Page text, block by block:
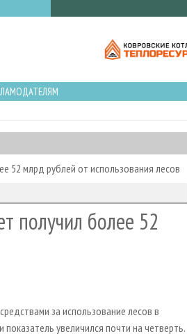
52 млрд рублей от использования лесов
получил более 52
за использование лесов в
увеличился почти на четверть.